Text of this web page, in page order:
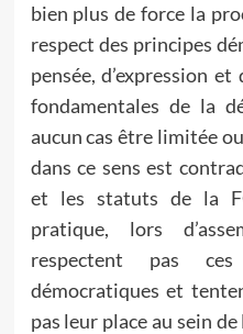
bien plus de force la
respect des principes
pensée, d’expression
fondamentales de la
aucun cas être limitée
dans ce sens est
et les statuts de la
pratique, lors
respectent pas
démocratiques et
pas leur place au sein